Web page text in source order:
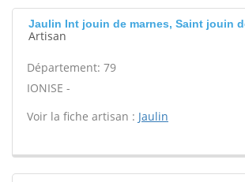
Jaulin Int jouin de marnes, Saint jouin
Artisan
Département: 79
IONISE -
Voir la fiche artisan : Jaulin